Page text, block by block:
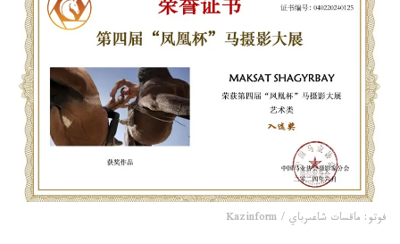
فوتو: ماقسات شاعىرباي / Kazinform